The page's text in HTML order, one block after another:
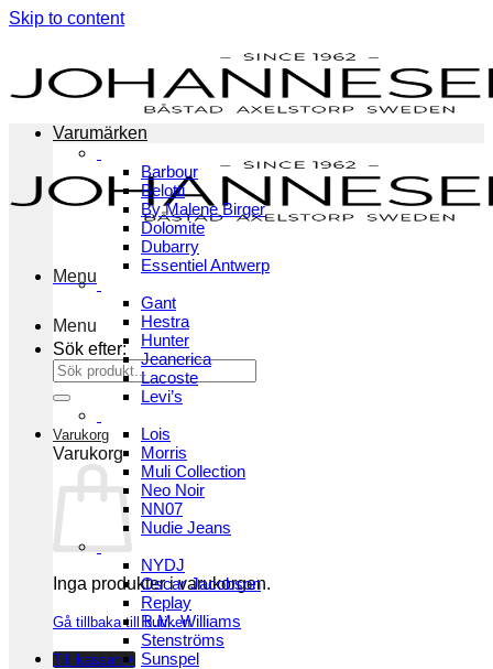
Skip to content
Menu
Menu
Sök efter:
Varukorg
Varukorg
Inga produkter i varukorgen.
Gå tillbaka till butiken
Till kassan +
Varumärken
Barbour
Belotti
By Malene Birger
Dolomite
Dubarry
Essentiel Antwerp
Gant
Hestra
Hunter
Jeanerica
Lacoste
Levi’s
Lois
Morris
Muli Collection
Neo Noir
NN07
Nudie Jeans
NYDJ
Oscar Jacobson
Replay
R.M. Williams
Stenströms
Sunspel